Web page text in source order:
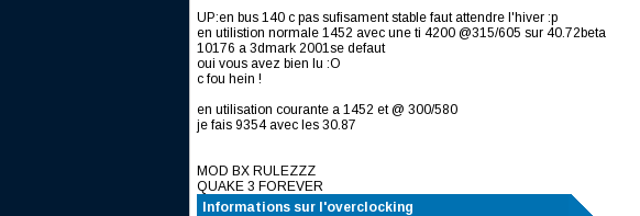
UP:en bus 140 c pas sufisament stable faut attendre l'hiver :p
en utilistion normale 1452 avec une ti 4200 @315/605 sur 40.72beta
10176 a 3dmark 2001se defaut
oui vous avez bien lu :O
c fou hein !
en utilisation courante a 1452 et @ 300/580
je fais 9354 avec les 30.87
MOD BX RULEZZZ
QUAKE 3 FOREVER
Informations sur l'overclocking